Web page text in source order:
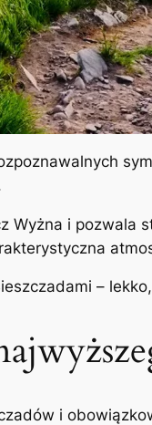
Wyżna i pozwala
–
i